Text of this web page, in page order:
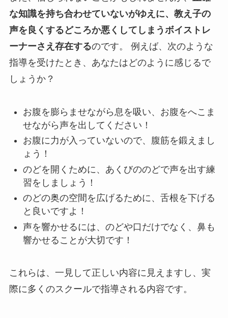
な知識を持ち合わせていないがゆえに、教え子の
声を良くするどころか悪くしてしまうボイストレ
ーナーさえ存在するのです。 例えば、次のような
指導を受けたとき、あなたはどのように感じるで
しょうか？
お腹を膨らませながら息を吸い、お腹をへこま
せながら声を出してください！
お腹に力が入っていないので、腹筋を鍛えまし
ょう！
のどを開くために、あくびののどで声を出す練
習をしましょう！
のどの奥の空間を広げるために、舌根を下げる
と良いですよ！
声を響かせるには、のどや口だけでなく、鼻も
響かせることが大切です！
これらは、一見して正しい内容に見えますし、実
際に多くのスクールで指導される内容です。